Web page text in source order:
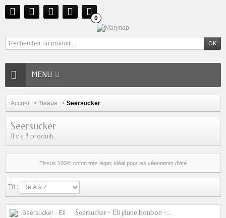
0
MENU
Accueil > Tissus > Seersucker
Seersucker
Il y a 3 produits.
Tissus 100% coton très léger, idéal pour les vêtements d'été
Tri :
Seersucker - Eli jaune bonbon -...